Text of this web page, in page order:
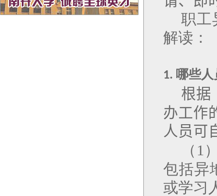
职工
解读：
1. 哪些
根据
办工作
人员可
（ 1
包括异
或学习